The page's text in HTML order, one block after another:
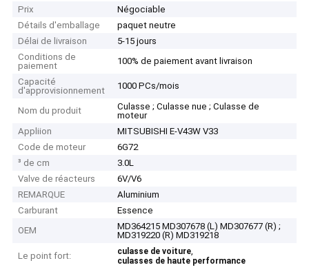
Prix
Négociable
Détails d'emballage
paquet neutre
Délai de livraison
5-15 jours
Conditions de
paiement
100% de paiement avant livraison
Capacité
d'approvisionnement
1000 PCs/mois
Nom du produit
Culasse ; Culasse nue ; Culasse de
moteur
Appliion
MITSUBISHI E-V43W V33
Code de moteur
6G72
³ de cm
3.0L
Valve de réacteurs
6V/V6
REMARQUE
Aluminium
Carburant
Essence
OEM
MD364215 MD307678 (L) MD307677 (R) ;
MD319220 (R) MD319218
Le point fort:
culasse de voiture,
culasses de haute performance